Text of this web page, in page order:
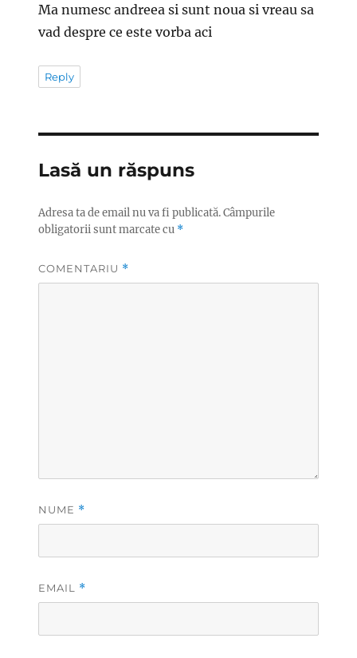
Ma numesc andreea si sunt noua si vreau sa
vad despre ce este vorba aci
Reply
Lasă un răspuns
Adresa ta de email nu va fi publicată.Câmpurile
obligatorii sunt marcate cu *
COMENTARIU *
NUME *
EMAIL *